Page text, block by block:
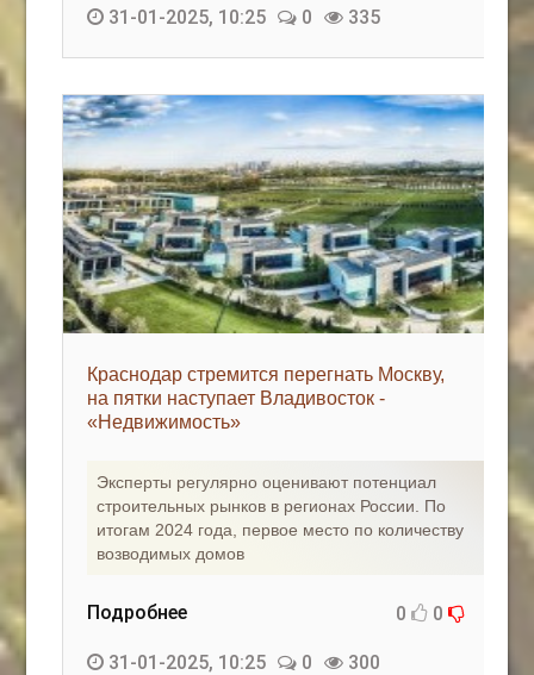
31-01-2025, 10:25 0 335
Краснодар стремится перегнать Москву,
на пятки наступает Владивосток -
«Недвижимость»
Эксперты регулярно оценивают потенциал
строительных рынков в регионах России. По
итогам 2024 года, первое место по количеству
возводимых домов
Подробнее 0 0
31-01-2025, 10:25 0 300